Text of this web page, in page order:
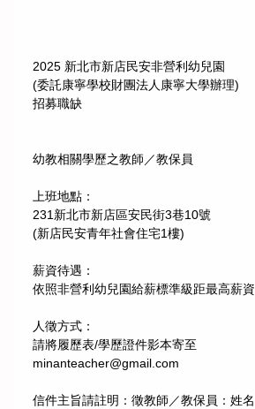
2025 新北市新店民安非營利幼兒園
(委託康寧學校財團法人康寧大學辦理)
招募職缺
幼教相關學歷之教師／教保員
上班地點：
231新北市新店區安民街3巷10號
(新店民安青年社會住宅1樓)
薪資待遇：
依照非營利幼兒園給薪標準級距最高薪資
人徵方式：
請將履歷表/學歷證件影本寄至
minanteacher@gmail.com
信件主旨請註明：徵教師／教保員：姓名